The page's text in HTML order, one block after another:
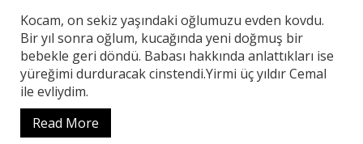
Kocam, on sekiz yaşındaki oğlumuzu evden kovdu.
Bir yıl sonra oğlum, kucağında yeni doğmuş bir
bebekle geri döndü. Babası hakkında anlattıkları ise
yüreğimi durduracak cinstendi.Yirmi üç yıldır Cemal
ile evliydim.
Read More